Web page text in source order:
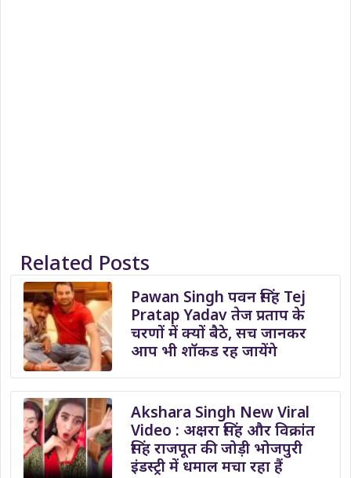
Related Posts
Pawan Singh पवन सिंह Tej
Pratap Yadav तेज प्रताप के
चरणों में क्यों बैठे, सच जानकर
आप भी शॉकड रह जायेंगे
Akshara Singh New Viral
Video : अक्षरा सिंह और विक्रांत
सिंह राजपूत की जोड़ी भोजपुरी
इंडस्ट्री में धमाल मचा रहा हैं